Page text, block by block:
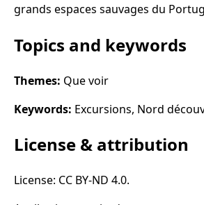
grands espaces sauvages du
Topics and keywords
Themes: Que voir
Keywords: Excursions, Nord
License & attribution
License: CC BY-ND 4.0.